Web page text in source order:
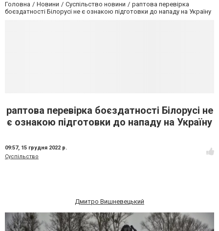
Головна Новини Суспільство новини
раптова перевірка
боєздатності Білорусі не є ознакою підготовки до нападу на Україну
раптова перевірка боєздатності Білорусі не
є ознакою підготовки до нападу на Україну
09:57, 15 грудня 2022 р.
Суспільство
Дмитро Вишневецький